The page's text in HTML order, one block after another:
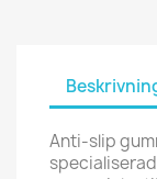
Anti-slip